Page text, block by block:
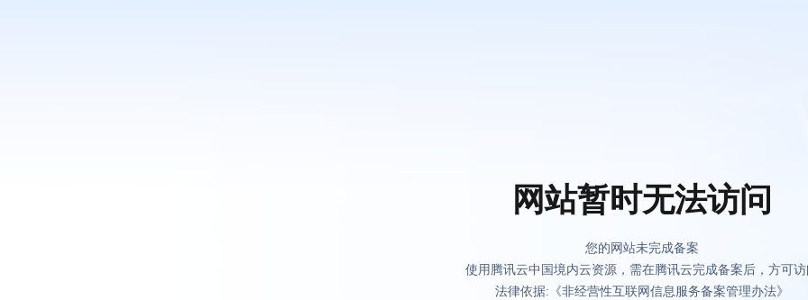
网站暂时无法访问
您的网站未完成备案
使用腾讯云中国境内云资源，需在腾讯云完成备案后，方可
法律依据:《非经营性互联网信息服务备案管理办法》